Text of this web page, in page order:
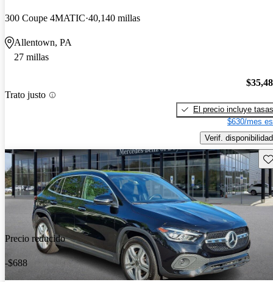
300 Coupe 4MATIC 40,140 millas
Allentown, PA
27 millas
Trato justo
El precio incluye tasas
$630/mes
Verif. disponibilidad
Precio reducido
-$688